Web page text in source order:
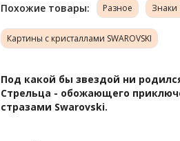
Похожие товары: Разное Знаки
Картины с кристаллами SWAROVSKI
Под какой бы звездой ни
Стрельца - обожающего
стразами Swarovski.